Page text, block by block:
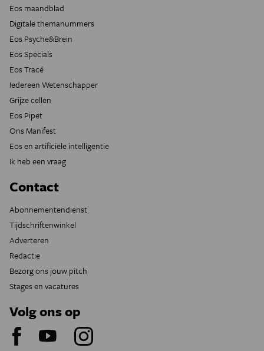
Eos maandblad
Digitale themanummers
Eos Psyche&Brein
Eos Specials
Eos Tracé
Iedereen Wetenschapper
Grijze cellen
Eos Pipet
Ons Manifest
Eos en artificiële intelligentie
Ik heb een vraag
Contact
Abonnementendienst
Tijdschriftenwinkel
Adverteren
Redactie
Bezorg ons jouw pitch
Stages en vacatures
Volg ons op